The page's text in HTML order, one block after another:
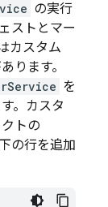
の実行
ストとマー
カスタム
ります。
を
。カスタ
トの
の行を追加